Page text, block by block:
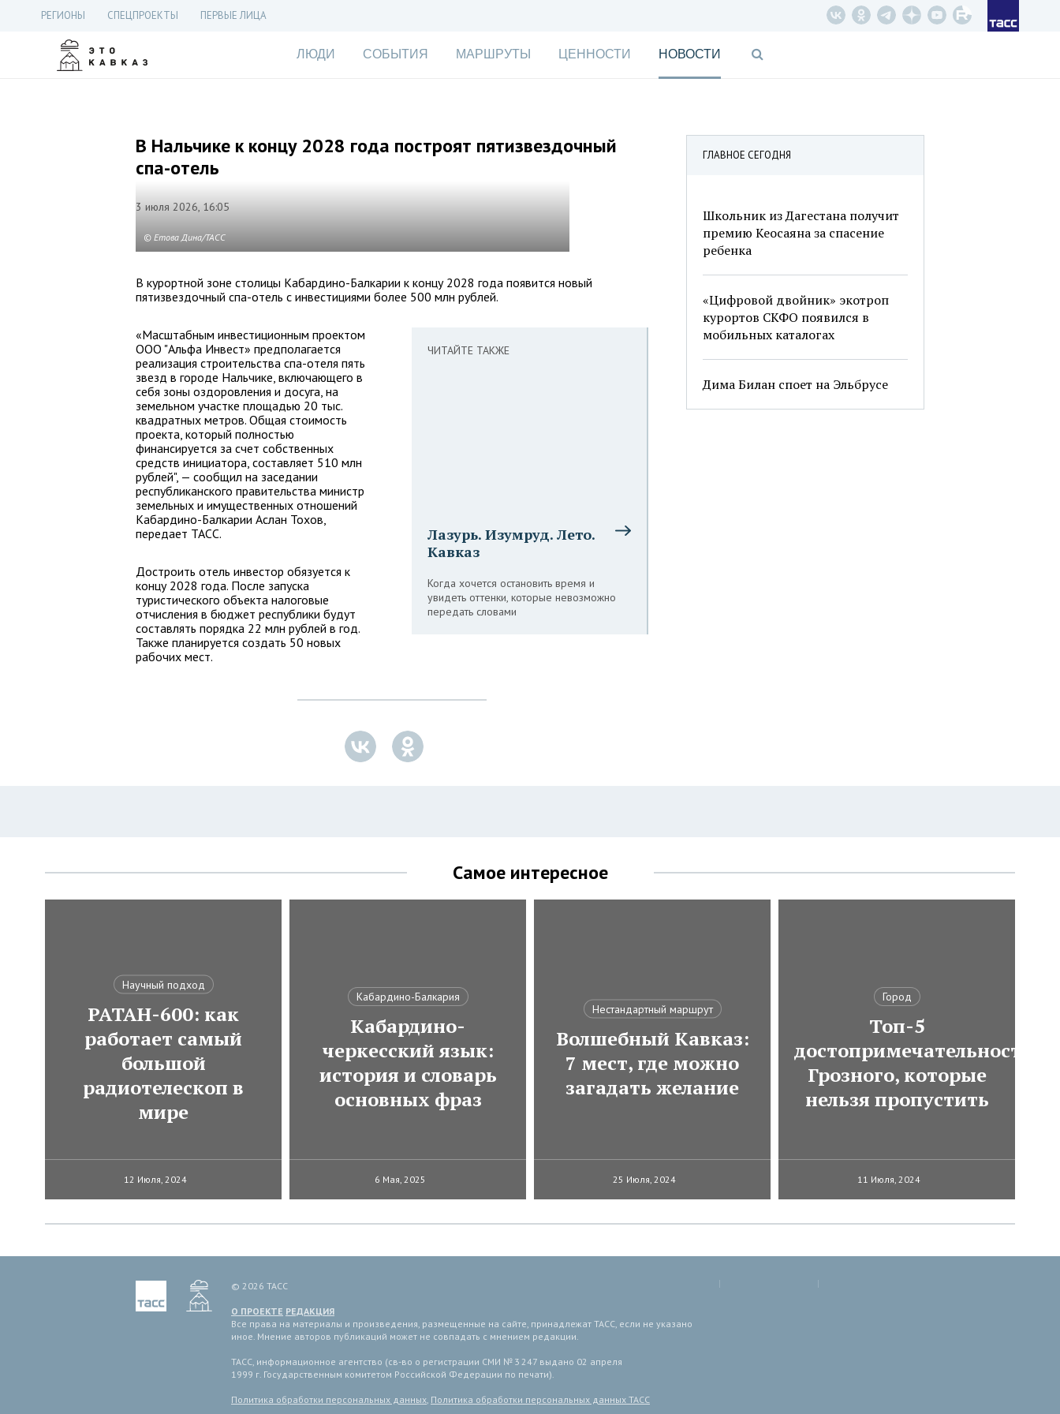
РЕГИОНЫ СПЕЦПРОЕКТЫ ПЕРВЫЕ ЛИЦА
ЛЮДИ СОБЫТИЯ МАРШРУТЫ ЦЕННОСТИ НОВОСТИ
ГЛАВНОЕ СЕГОДНЯ
Школьник из Дагестана получит
премию Кеосаяна за спасение
ребенка
«Цифровой двойник» экотроп
курортов СКФО появился в
мобильных каталогах
Дима Билан споет на Эльбрусе
В Нальчике к концу 2028 года построят пятизвездочный
спа-отель
3 июля 2026, 16:05
© Етова Дина/ТАСС
В курортной зоне столицы Кабардино-Балкарии к концу 2028 года появится новый
пятизвездочный спа-отель с инвестициями более 500 млн рублей.
ЧИТАЙТЕ ТАКЖЕ
Лазурь. Изумруд. Лето.
Кавказ
Когда хочется остановить время и
увидеть оттенки, которые невозможно
передать словами
«Масштабным инвестиционным проектом
ООО "Альфа Инвест» предполагается
реализация строительства спа-отеля пять
звезд в городе Нальчике, включающего в
себя зоны оздоровления и досуга, на
земельном участке площадью 20 тыс.
квадратных метров. Общая стоимость
проекта, который полностью
финансируется за счет собственных
средств инициатора, составляет 510 млн
рублей", — сообщил на заседании
республиканского правительства министр
земельных и имущественных отношений
Кабардино-Балкарии Аслан Тохов,
передает ТАСС.
Достроить отель инвестор обязуется к
концу 2028 года. После запуска
туристического объекта налоговые
отчисления в бюджет республики будут
составлять порядка 22 млн рублей в год.
Также планируется создать 50 новых
рабочих мест.
Самое интересное
Научный подход
РАТАН-600: как
работает самый
большой
радиотелескоп в
мире
12 Июля, 2024
Кабардино-Балкария
Кабардино-
черкесский язык:
история и словарь
основных фраз
6 Мая, 2025
Нестандартный маршрут
Волшебный Кавказ:
7 мест, где можно
загадать желание
25 Июля, 2024
Город
Топ-5
достопримечательностей
Грозного, которые
нельзя пропустить
11 Июля, 2024
© 2026 ТАСС
О ПРОЕКТЕ РЕДАКЦИЯ
Все права на материалы и произведения, размещенные на сайте, принадлежат ТАСС, если не указано
иное. Мнение авторов публикаций может не совпадать с мнением редакции.
ТАСС, информационное агентство (св-во о регистрации СМИ № 3 247 выдано 02 апреля
1999 г. Государственным комитетом Российской Федерации по печати).
Политика обработки персональных данных, Политика обработки персональных данных ТАСС